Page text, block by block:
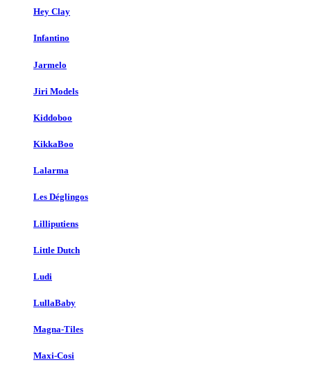
Hey Clay
Infantino
Jarmelo
Jiri Models
Kiddoboo
KikkaBoo
Lalarma
Les Déglingos
Lilliputiens
Little Dutch
Ludi
LullaBaby
Magna-Tiles
Maxi-Cosi